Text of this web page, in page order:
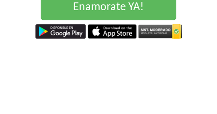
Enamorate YA!